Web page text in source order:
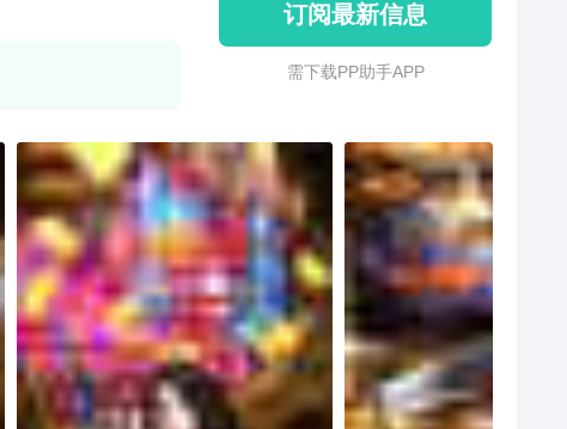
订阅最新信息
需 下 载 P P 助 手 A P P